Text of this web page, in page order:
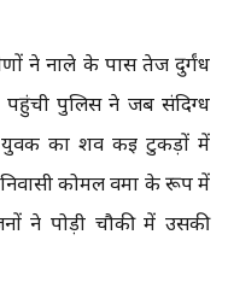
ने नाले के पास तेज दुर्गंध
पुलिस ने जब संदिग्ध
युवक का शव कई टुकड़ों में
कोमल वर्मा के रूप में
ने पोड़ी चौकी में उसकी